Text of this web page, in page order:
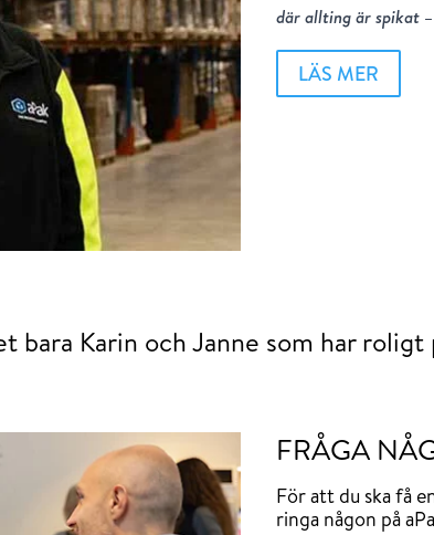
där allting är spikat
LÄS MER
bara Karin och Janne som har roligt
FRÅGA
För att du ska få
ringa någon på